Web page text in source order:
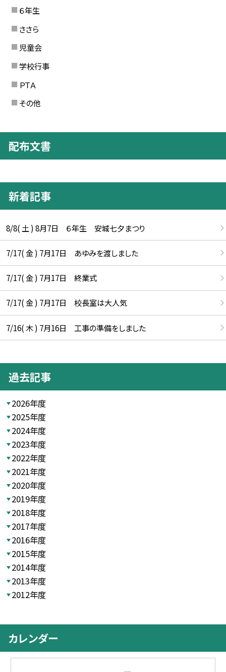
６年生
ささら
児童会
学校行事
ＰＴＡ
その他
配布文書
新着記事
8/8( 土 ) 8月7日 ６年生 安城七夕まつり
7/17( 金 ) 7月17日 あゆみを渡しました
7/17( 金 ) 7月17日 終業式
7/17( 金 ) 7月17日 校長室は大人気
7/16( 木 ) 7月16日 工事の準備をしました
過去記事
2026年度
2025年度
2024年度
2023年度
2022年度
2021年度
2020年度
2019年度
2018年度
2017年度
2016年度
2015年度
2014年度
2013年度
2012年度
カレンダー